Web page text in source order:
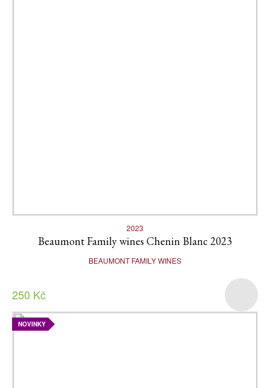
2023
Beaumont Family wines Chenin Blanc 2023
BEAUMONT FAMILY WINES
250 Kč
NOVINKY